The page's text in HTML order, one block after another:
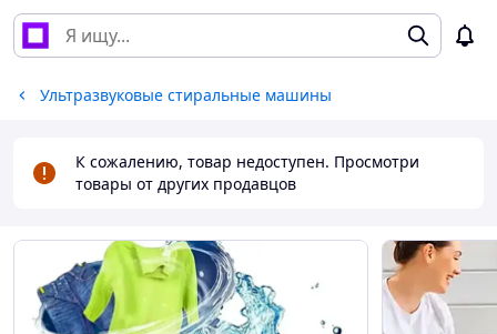
Ультразвуковые стиральные машины
К сожалению, товар недоступен. Просмотри
товары от других продавцов